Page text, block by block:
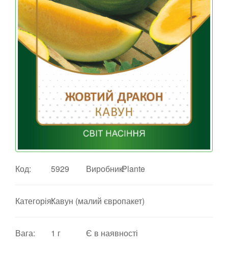
Код: 5929 Виробник:Plante
Категорія:Кавун (малий європакет)
Вага: 1 г Є в наявності